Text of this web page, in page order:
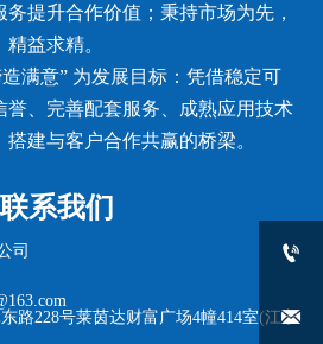
提升合作价值；秉持市场为先，
益求精。
满意” 为发展目标：凭借稳定可
誉、完善配套服务、成熟应用技术
建与客户合作共赢的桥梁。
联系我们
司
路228号莱茵达财富广场4幢414室(江宁

